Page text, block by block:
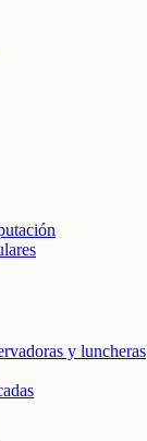
y luncheras